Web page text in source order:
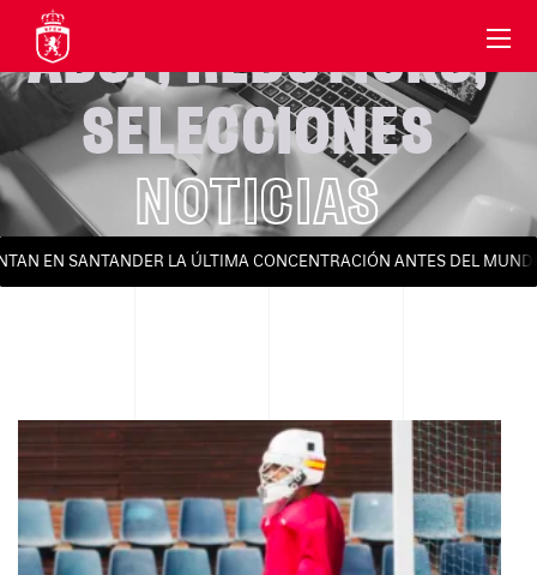
ABSF,REDSTICKS,
SELECCIONES
NOTICIAS
EN SANTANDER LA ÚLTIMA CONCENTRACIÓN ANTES DEL MUNDIAL